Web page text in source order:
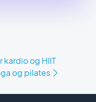
og HIIT
og pilates